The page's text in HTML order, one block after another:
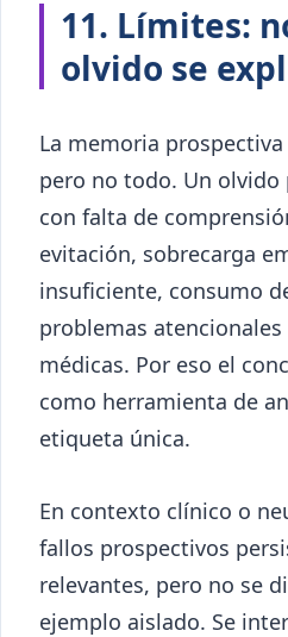
11. Límites:
olvido se
La memoria
pero no todo. Un olvido
con falta de
evitación, sobrecarga
insuficiente, consumo
problemas
médicas. Por eso el
como herramienta de
etiqueta única.
En contexto clínico o
fallos prospectivos
relevantes, pero no se
ejemplo aislado. Se